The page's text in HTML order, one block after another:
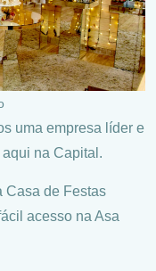
uma empresa líder e
na Capital.
Casa de Festas
acesso na Asa